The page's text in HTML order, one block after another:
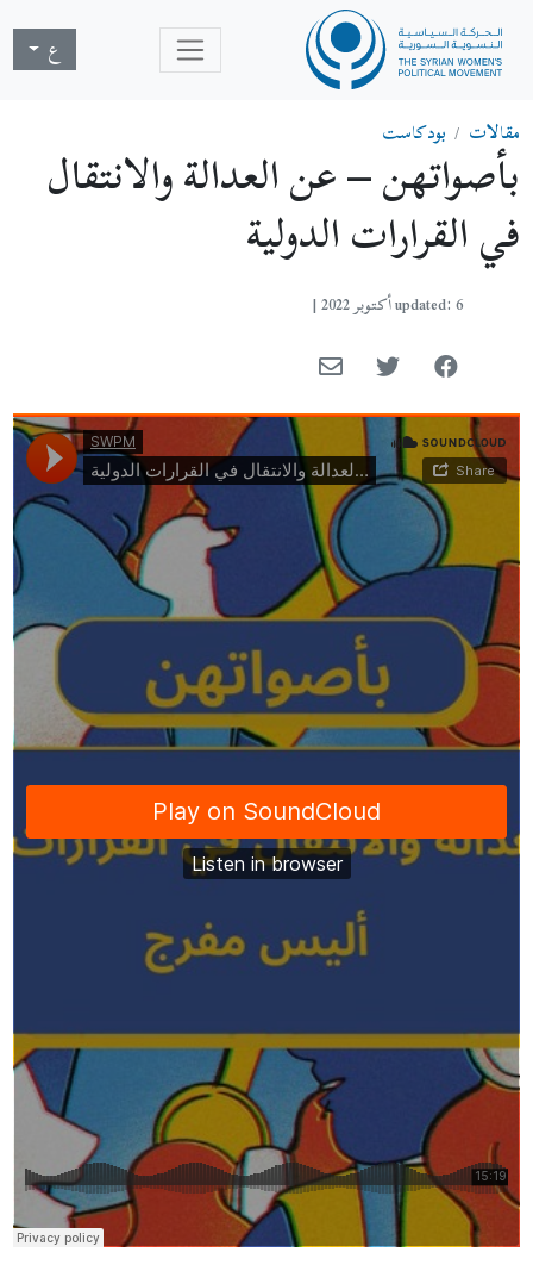
ع
مقالات بودكاست
بأصواتهن – عن العدالة والانتقال
في القرارات الدولية
updated: 6 أكتوبر 2022 |